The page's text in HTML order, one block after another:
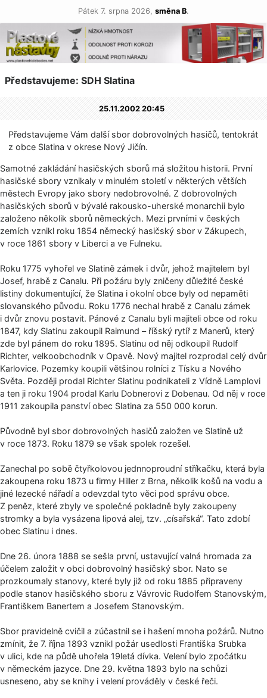
Pátek 7. srpna 2026, směna B.
Představujeme: SDH Slatina
25.11.2002 20:45
Představujeme Vám další sbor dobrovolných hasičů, tentokrát
z obce Slatina v okrese Nový Jičín.
Samotné zakládání hasičských sborů má složitou historii. První
hasičské sbory vznikaly v minulém století v některých větších
městech Evropy jako sbory nedobrovolné. Z dobrovolných
hasičských sborů v bývalé rakousko-uherské monarchii bylo
založeno několik sborů německých. Mezi prvními v českých
zemích vznikl roku 1854 německý hasičský sbor v Zákupech,
v roce 1861 sbory v Liberci a ve Fulneku.
Roku 1775 vyhořel ve Slatině zámek i dvůr, jehož majitelem byl
Josef, hrabě z Canalu. Při požáru byly zničeny důležité české
listiny dokumentující, že Slatina i okolní obce byly od nepaměti
slovanského původu. Roku 1776 nechal hrabě z Canalu zámek
i dvůr znovu postavit. Pánové z Canalu byli majiteli obce od roku
1847, kdy Slatinu zakoupil Raimund – říšský rytíř z Manerů, který
zde byl pánem do roku 1895. Slatinu od něj odkoupil Rudolf
Richter, velkoobchodník v Opavě. Nový majitel rozprodal celý dvůr
Karlovice. Pozemky koupili většinou rolníci z Tísku a Nového
Světa. Později prodal Richter Slatinu podnikateli z Vídně Lamplovi
a ten ji roku 1904 prodal Karlu Dobnerovi z Dobenau. Od něj v roce
1911 zakoupila panství obec Slatina za 550 000 korun.
Původně byl sbor dobrovolných hasičů založen ve Slatině už
v roce 1873. Roku 1879 se však spolek rozešel.
Zanechal po sobě čtyřkolovou jednnoproudní stříkačku, která byla
zakoupena roku 1873 u firmy Hiller z Brna, několik košů na vodu a
jiné lezecké nářadí a odevzdal tyto věci pod správu obce.
Z peněz, které zbyly ve společné pokladně byly zakoupeny
stromky a byla vysázena lipová alej, tzv. „císařská“. Tato zdobí
obec Slatinu i dnes.
Dne 26. února 1888 se sešla první, ustavující valná hromada za
účelem založit v obci dobrovolný hasičský sbor. Nato se
prozkoumaly stanovy, které byly již od roku 1885 připraveny
podle stanov hasičského sboru z Vávrovic Rudolfem Stanovským,
Františkem Banertem a Josefem Stanovským.
Sbor pravidelně cvičil a zúčastnil se i hašení mnoha požárů. Nutno
zmínit, že 7. října 1893 vznikl požár usedlosti Františka Srubka
v ulici, kde na půdě uhořela 19letá dívka. Velení bylo zpočátku
v německém jazyce. Dne 29. května 1893 bylo na schůzi
usneseno, aby se knihy i velení prováděly v české řeči.